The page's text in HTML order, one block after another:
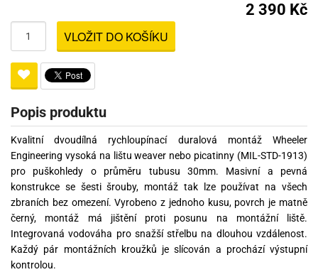
2 390 Kč
VLOŽIT DO KOŠÍKU
Popis produktu
Kvalitní dvoudílná rychloupínací duralová montáž Wheeler
Engineering vysoká na lištu weaver nebo picatinny (MIL-STD-1913)
pro puškohledy o průměru tubusu 30mm. Masivní a pevná
konstrukce se šesti šrouby, montáž tak lze používat na všech
zbraních bez omezení. Vyrobeno z jednoho kusu, povrch je matně
černý, montáž má jištění proti posunu na montážní liště.
Integrovaná vodováha pro snažší střelbu na dlouhou vzdálenost.
Každý pár montážních kroužků je slícován a prochází výstupní
kontrolou.